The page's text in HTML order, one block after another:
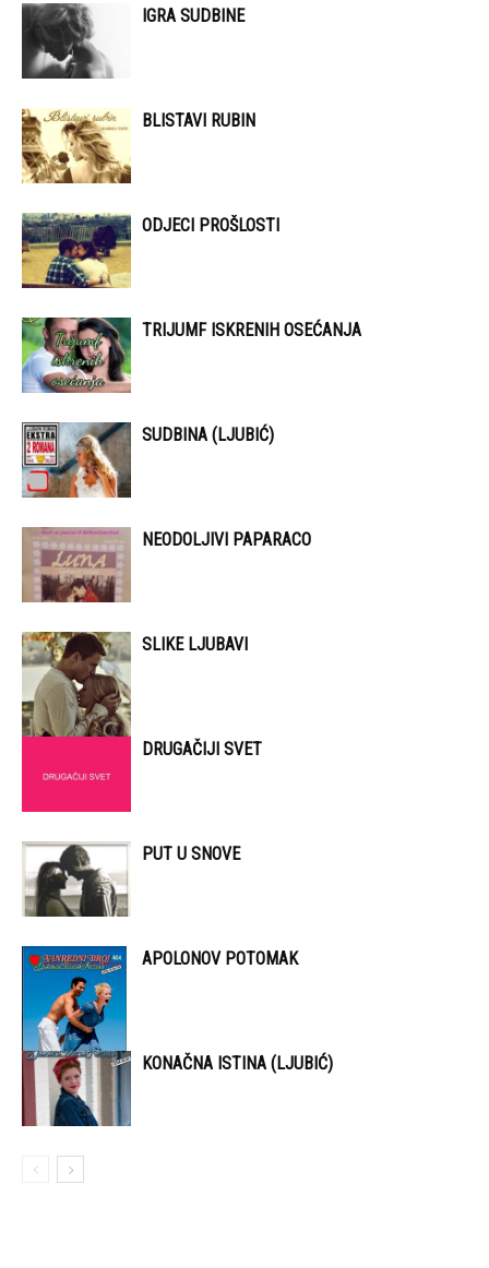
IGRA SUDBINE
BLISTAVI RUBIN
ODJECI PROŠLOSTI
TRIJUMF ISKRENIH OSEĆANJA
SUDBINA (LJUBIĆ)
NEODOLJIVI PAPARACO
SLIKE LJUBAVI
DRUGAČIJI SVET
PUT U SNOVE
APOLONOV POTOMAK
KONAČNA ISTINA (LJUBIĆ)